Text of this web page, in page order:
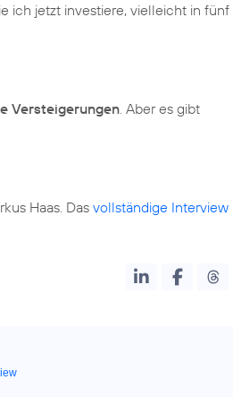
ich jetzt investiere, vielleicht in fünf
Versteigerungen. Aber es gibt
Haas. Das vollständige Interview